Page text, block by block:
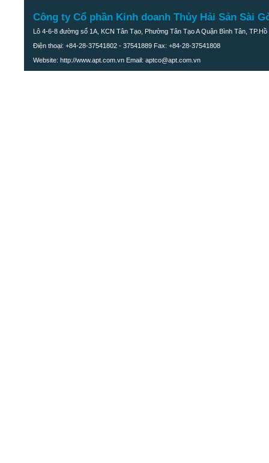
Công ty Cổ phần Kinh doanh Thủy Hải Sản Sài
Lô 4-6-8 đường số 1A, KCN Tân Tạo, Phường Tân Tạo A Quận Bình Tân, TP.Hồ
Điện thoại: +84-28-37541802 - 37541889 Fax: +84-28-37541808
Website: http://www.apt.com.vn Email: aptco@apt.com.vn